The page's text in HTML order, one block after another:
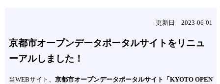
更新日 2023-06-01
京都市オープンデータポータルサイトをリニュ
ーアルしました！
当WEBサイト、 京都市オープンデータポータルサイト「KYOTO OPEN